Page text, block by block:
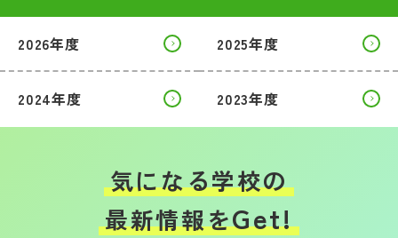
2026年度 2025年度
2024年度 2023年度
気になる学校の
最新情報をGet!